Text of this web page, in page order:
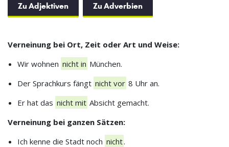
Zu Adjektiven Zu Adverbien
Verneinung bei Ort, Zeit oder Art und Weise:
Wir wohnen nicht in München.
Der Sprachkurs fängt nicht vor 8 Uhr an.
Er hat das nicht mit Absicht gemacht.
Verneinung bei ganzen Sätzen:
Ich kenne die Stadt noch nicht.